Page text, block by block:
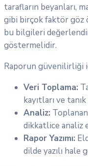
tarafların beyanları,
gibi birçok faktör göz
bu bilgileri
göstermelidir.
Raporun güvenilirliği
Veri Toplama:
kayıtları ve
Analiz:
dikkatlice analiz
Rapor Yazımı:
dilde yazılı hale